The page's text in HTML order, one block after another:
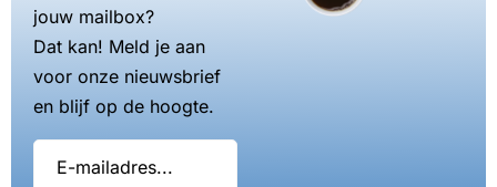
jouw mailbox?
Dat kan! Meld je aan
voor onze nieuwsbrief
en blijf op de hoogte.